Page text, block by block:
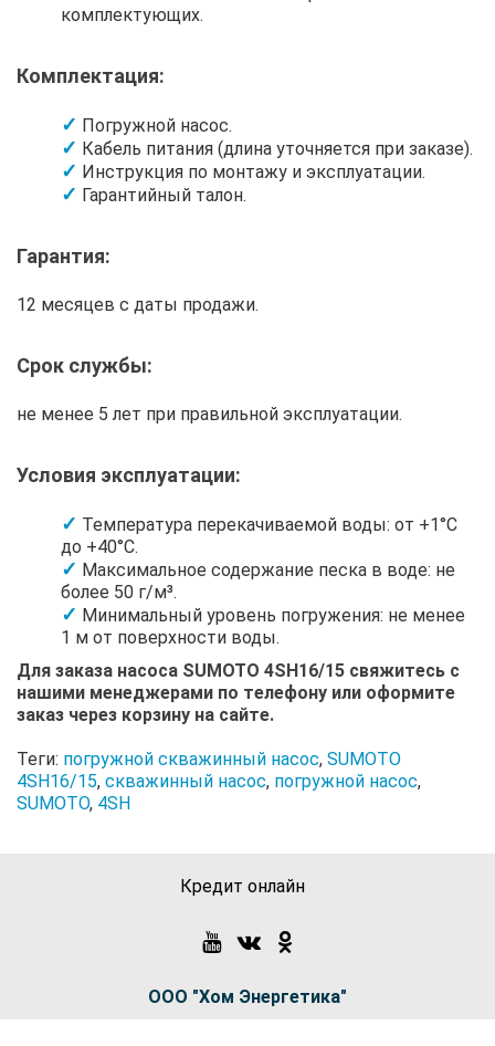
комплектующих.
Комплектация:
Погружной насос.
Кабель питания (длина уточняется при заказе).
Инструкция по монтажу и эксплуатации.
Гарантийный талон.
Гарантия:
12 месяцев с даты продажи.
Срок службы:
не менее 5 лет при правильной эксплуатации.
Условия эксплуатации:
Температура перекачиваемой воды: от +1°C
до +40°C.
Максимальное содержание песка в воде: не
более 50 г/м³.
Минимальный уровень погружения: не менее
1 м от поверхности воды.
Для заказа насоса SUMOTO 4SH16/15 свяжитесь с
нашими менеджерами по телефону или оформите
заказ через корзину на сайте.
Теги: погружной скважинный насос, SUMOTO
4SH16/15, скважинный насос, погружной насос,
SUMOTO, 4SH
Кредит онлайн
ООО "Хом Энергетика"